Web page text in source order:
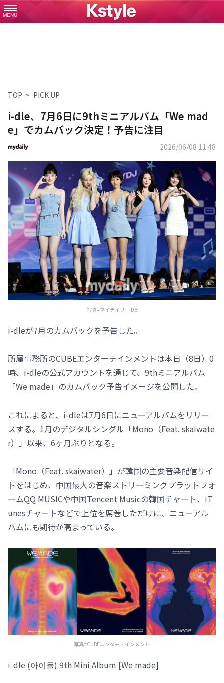
MENU
TOP PICK UP
i-dle、7月6日に9thミニアルバム「We mad
e」でカムバック決定！予告に注目
2026/06/08 11:48
写真=マイデイリー DB
i-dleが7月のカムバックを予告した。
所属事務所のCUBEエンターテインメントは本日（8日）0
時、i-dleの公式アカウントを通じて、9thミニアルバム
「We made」のカムバック予告イメージを公開した。
これによると、i-dleは7月6日にニューアルバムをリリー
スする。1月のデジタルシングル「Mono（Feat. skaiwate
r）」以来、6ヶ月ぶりとなる。
「Mono（Feat. skaiwater）」が韓国の主要音楽配信サイ
トをはじめ、中国最大の音楽ストリーミングプラットフォ
ームQQ MUSICや中国Tencent Musicの韓国チャート、iT
unesチャートなどで上位を席巻しただけに、ニューアル
バムにも期待が高まっている。
写真=CUBEエンターテインメント
i-dle (아이들) 9th Mini Album [We made]